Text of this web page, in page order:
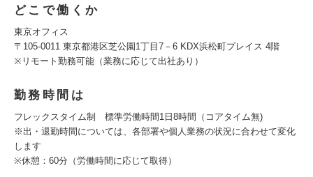
どこで働くか
東京オフィス
〒105-0011 東京都港区芝公園1丁目7－6 KDX浜松町プレイス 4階
※リモート勤務可能（業務に応じて出社あり）
勤務時間は
フレックスタイム制 標準労働時間1日8時間（コアタイム無)
※出・退勤時間については、各部署や個人業務の状況に合わせて変化
します
※休憩：60分（労働時間に応じて取得）